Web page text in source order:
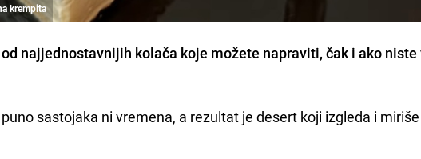
krempita
najjednostavnijih kolača koje možete napraviti, čak i ako
sastojaka ni vremena, a rezultat je desert koji izgleda i